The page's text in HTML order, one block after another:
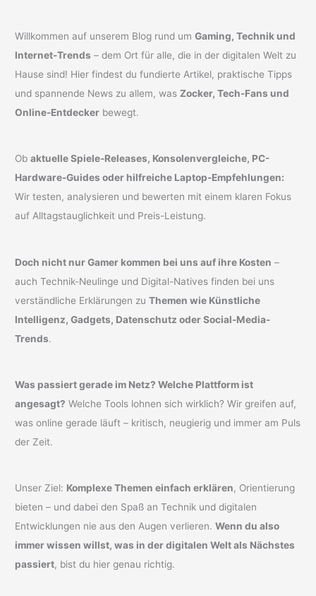
Willkommen auf unserem Blog rund umGaming, Technik und
Internet-Trends – dem Ort für alle, die in der digitalen Welt zu
Hause sind! Hier findest du fundierte Artikel, praktische Tipps
und spannende News zu allem, wasZocker, Tech-Fans und
Online-Entdecker bewegt.
Obaktuelle Spiele-Releases, Konsolenvergleiche, PC-
Hardware-Guides oder hilfreiche Laptop-Empfehlungen:
Wir testen, analysieren und bewerten mit einem klaren Fokus
auf Alltagstauglichkeit und Preis-Leistung.
Doch nicht nur Gamer kommen bei uns auf ihre Kosten –
auch Technik-Neulinge und Digital-Natives finden bei uns
verständliche Erklärungen zuThemen wie Künstliche
Intelligenz, Gadgets, Datenschutz oder Social-Media-
Trends.
Was passiert gerade im Netz? Welche Plattform ist
angesagt? Welche Tools lohnen sich wirklich? Wir greifen auf,
was online gerade läuft – kritisch, neugierig und immer am Puls
der Zeit.
Unser Ziel: Komplexe Themen einfach erklären, Orientierung
bieten – und dabei den Spaß an Technik und digitalen
Entwicklungen nie aus den Augen verlieren.Wenn du also
immer wissen willst, was in der digitalen Welt als Nächstes
passiert, bist du hier genau richtig.